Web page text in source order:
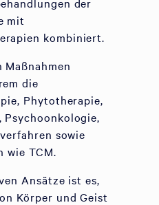
mit
kombiniert.
Maßnahmen
die
Phytotherapie,
Psychoonkologie,
sowie
wie TCM.
Ansätze ist es,
Körper und Geist